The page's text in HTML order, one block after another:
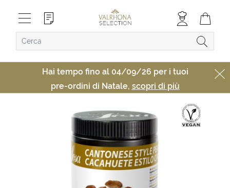
Hai tempo fino al 04/09/26 per i tuoi
pre-ordini di Natale, scopri di più